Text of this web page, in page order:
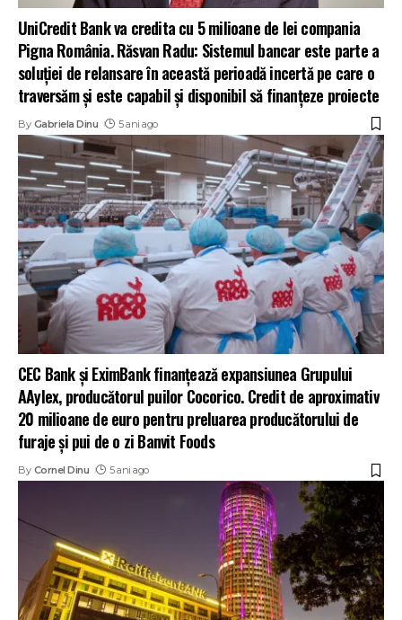
UniCredit Bank va credita cu 5 milioane de lei compania
Pigna România. Răsvan Radu: Sistemul bancar este parte a
soluției de relansare în această perioadă incertă pe care o
traversăm și este capabil și disponibil să finanțeze proiecte
By Gabriela Dinu 5 ani ago
CEC Bank și EximBank finanțează expansiunea Grupului
AAylex, producătorul puilor Cocorico. Credit de aproximativ
20 milioane de euro pentru preluarea producătorului de
furaje și pui de o zi Banvit Foods
By Cornel Dinu 5 ani ago